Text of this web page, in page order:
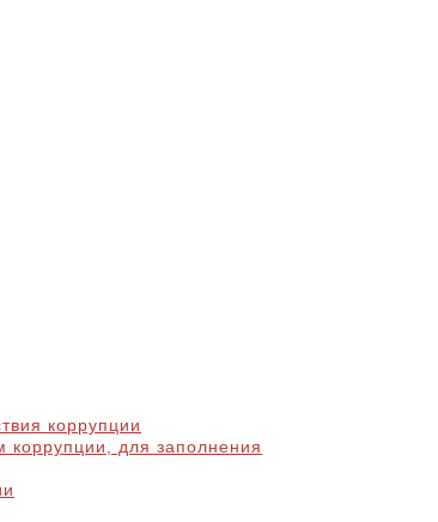
коррупции
коррупции, для заполнения